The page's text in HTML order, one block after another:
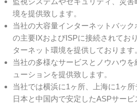
境を提供致します。
当社の大容量インターネットバッ
の主要IXおよびISPに接続されてお
ターネット環境を提供しております
当社の多様なサービスとノウハウを
ューションを提供致します。
当社では横浜に1ヶ所、上海に1ヶ所
日本と中国内で安定したASPサービ